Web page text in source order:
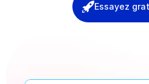
Essayez